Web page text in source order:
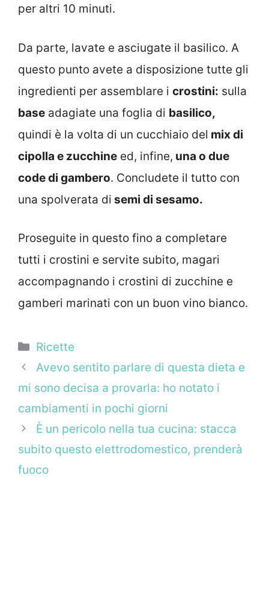
per altri 10 minuti.
Da parte, lavate e asciugate il basilico. A
questo punto avete a disposizione tutte gli
ingredienti per assemblare i crostini: sulla
base adagiate una foglia di basilico,
quindi è la volta di un cucchiaio del mix di
cipolla e zucchine ed, infine, una o due
code di gambero. Concludete il tutto con
una spolverata di semi di sesamo.
Proseguite in questo fino a completare
tutti i crostini e servite subito, magari
accompagnando i crostini di zucchine e
gamberi marinati con un buon vino bianco.
Categorie
Ricette
Avevo sentito parlare di questa dieta e
mi sono decisa a provarla: ho notato i
cambiamenti in pochi giorni
È un pericolo nella tua cucina: stacca
subito questo elettrodomestico, prenderà
fuoco